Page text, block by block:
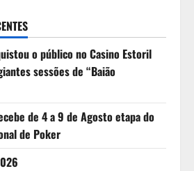
o público no Casino Estoril
sessões de “Baião
de 4 a 9 de Agosto etapa do
de Poker